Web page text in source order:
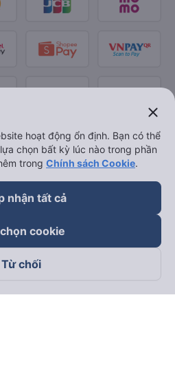
close
hoạt động ổn định. Bạn có thể
chọn bất kỳ lúc nào trong phần
trong Chính sách Cookie.
nhận tất cả
cookie
Từ chối